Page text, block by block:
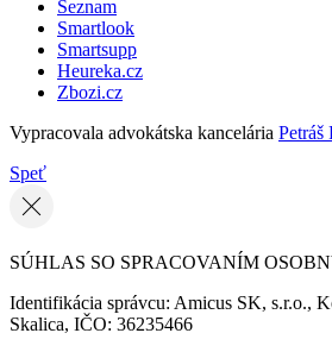
Seznam
Smartlook
Smartsupp
Heureka.cz
Zbozi.cz
Vypracovala advokátska kancelária Petráš
Speť
SÚHLAS SO SPRACOVANÍM
Identifikácia správcu: Amicus SK, s.r.o.,
Skalica, IČO: 36235466